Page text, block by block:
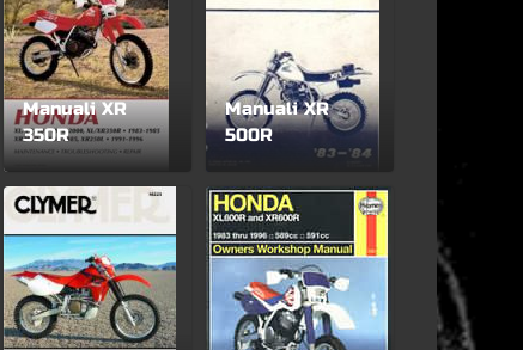
Manuali XR
350R
Manuali XR
500R